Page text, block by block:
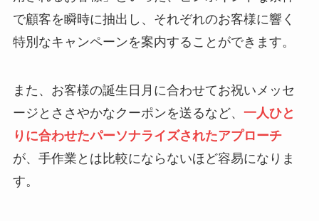
で顧客を瞬時に抽出し、それぞれのお客様に響く
特別なキャンペーンを案内することができます。
また、お客様の誕生日月に合わせてお祝いメッセ
ージとささやかなクーポンを送るなど、 一人ひと
りに合わせたパーソナライズされたアプローチ
が、手作業とは比較にならないほど容易になりま
す。